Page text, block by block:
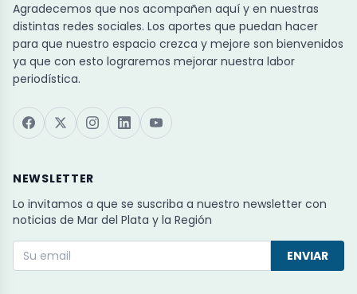
Agradecemos que nos acompañen aquí y en nuestras
distintas redes sociales. Los aportes que puedan hacer
para que nuestro espacio crezca y mejore son bienvenidos
ya que con esto lograremos mejorar nuestra labor
periodística.
NEWSLETTER
Lo invitamos a que se suscriba a nuestro newsletter con
noticias de Mar del Plata y la Región
ENVIAR